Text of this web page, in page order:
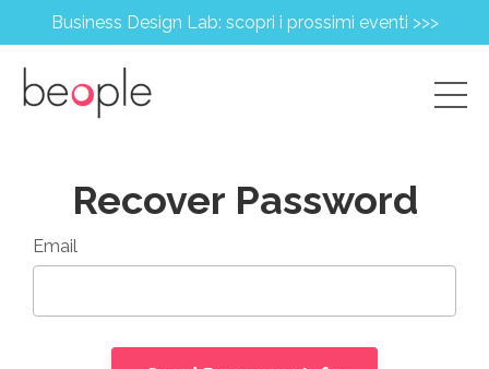
Business Design Lab: scopri i prossimi eventi >>>
Recover Password
Email